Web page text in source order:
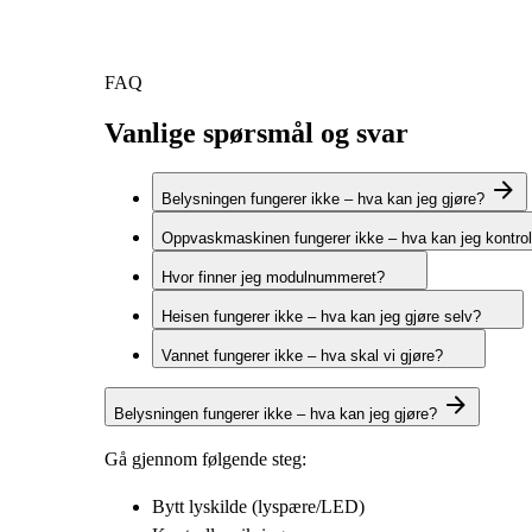
FAQ
Vanlige spørsmål og svar
Belysningen fungerer ikke – hva kan jeg gjøre?
Oppvaskmaskinen fungerer ikke – hva kan jeg
Hvor finner jeg modulnummeret?
Heisen fungerer ikke – hva kan jeg gjøre selv?
Vannet fungerer ikke – hva skal vi gjøre?
Belysningen fungerer ikke – hva kan jeg gjøre?
Gå gjennom følgende steg:
Bytt lyskilde (lyspære/LED)